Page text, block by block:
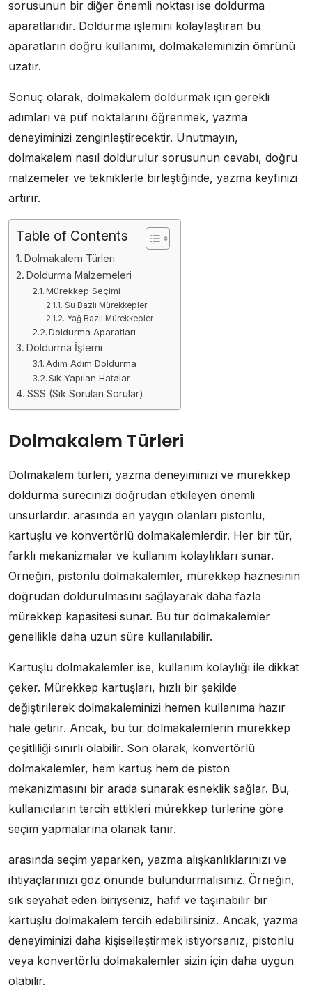
sorusunun bir diğer önemli noktası ise doldurma
aparatlarıdır. Doldurma işlemini kolaylaştıran bu
aparatların doğru kullanımı, dolmakaleminizin ömrünü
uzatır.
Sonuç olarak, dolmakalem doldurmak için gerekli
adımları ve püf noktalarını öğrenmek, yazma
deneyiminizi zenginleştirecektir. Unutmayın,
dolmakalem nasıl doldurulur sorusunun cevabı, doğru
malzemeler ve tekniklerle birleştiğinde, yazma keyfinizi
artırır.
Table of Contents
Dolmakalem Türleri
Doldurma Malzemeleri
Mürekkep Seçimi
Su Bazlı Mürekkepler
Yağ Bazlı Mürekkepler
Doldurma Aparatları
Doldurma İşlemi
Adım Adım Doldurma
Sık Yapılan Hatalar
SSS (Sık Sorulan Sorular)
Dolmakalem Türleri
Dolmakalem türleri, yazma deneyiminizi ve mürekkep
doldurma sürecinizi doğrudan etkileyen önemli
unsurlardır. arasında en yaygın olanları pistonlu,
kartuşlu ve konvertörlü dolmakalemlerdir. Her bir tür,
farklı mekanizmalar ve kullanım kolaylıkları sunar.
Örneğin, pistonlu dolmakalemler, mürekkep haznesinin
doğrudan doldurulmasını sağlayarak daha fazla
mürekkep kapasitesi sunar. Bu tür dolmakalemler
genellikle daha uzun süre kullanılabilir.
Kartuşlu dolmakalemler ise, kullanım kolaylığı ile dikkat
çeker. Mürekkep kartuşları, hızlı bir şekilde
değiştirilerek dolmakaleminizi hemen kullanıma hazır
hale getirir. Ancak, bu tür dolmakalemlerin mürekkep
çeşitliliği sınırlı olabilir. Son olarak, konvertörlü
dolmakalemler, hem kartuş hem de piston
mekanizmasını bir arada sunarak esneklik sağlar. Bu,
kullanıcıların tercih ettikleri mürekkep türlerine göre
seçim yapmalarına olanak tanır.
arasında seçim yaparken, yazma alışkanlıklarınızı ve
ihtiyaçlarınızı göz önünde bulundurmalısınız. Örneğin,
sık seyahat eden biriyseniz, hafif ve taşınabilir bir
kartuşlu dolmakalem tercih edebilirsiniz. Ancak, yazma
deneyiminizi daha kişiselleştirmek istiyorsanız, pistonlu
veya konvertörlü dolmakalemler sizin için daha uygun
olabilir.